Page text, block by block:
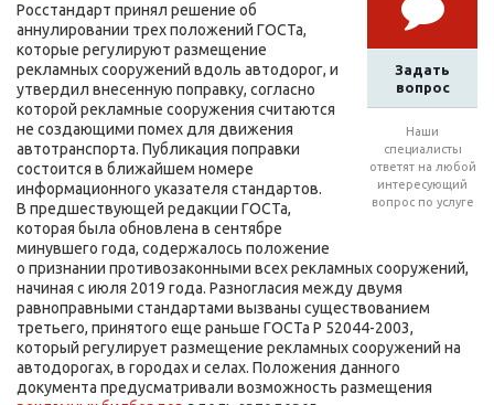
Задать
вопрос
Наши
специалисты
ответят на любой
интересующий
вопрос по услуге
Росстандарт принял решение об
аннулировании трех положений ГОСТа,
которые регулируют размещение
рекламных сооружений вдоль автодорог, и
утвердил внесенную поправку, согласно
которой рекламные сооружения считаются
не создающими помех для движения
автотранспорта. Публикация поправки
состоится в ближайшем номере
информационного указателя стандартов.
В предшествующей редакции ГОСТа,
которая была обновлена в сентябре
минувшего года, содержалось положение
о признании противозаконными всех рекламных сооружений,
начиная с июля 2019 года. Разногласия между двумя
равноправными стандартами вызваны существованием
третьего, принятого еще раньше ГОСТа Р 52044-2003,
который регулирует размещение рекламных сооружений на
автодорогах, в городах и селах. Положения данного
документа предусматривали возможность размещения